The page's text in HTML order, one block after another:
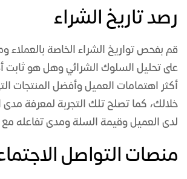
رصد تاريخ الشراء
قم بفحص تواريخ الشراء الخاصة بالعملاء
على تحليل السلوك الشرائي وهل هو ثابت
أكثر اهتمامات العميل وأفضل المنتجات
خلالك، كما تصلح تلك التجربة لمعرفة مدى
لدى العميل وقيمة السلة ومدى تفاعله
منصات التواصل